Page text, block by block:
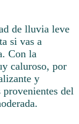
de lluvia leve
si vas a
Con la
caluroso, por
y
provenientes del